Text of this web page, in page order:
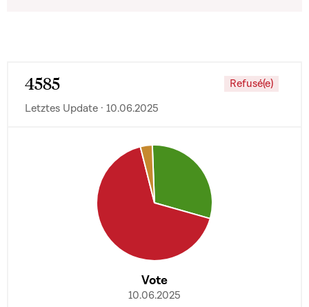
4585
Refusé(e)
Letztes Update · 10.06.2025
Vote
10.06.2025